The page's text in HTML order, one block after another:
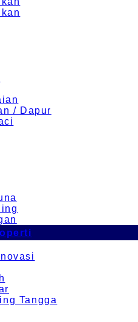
/ Dapur
Tangga